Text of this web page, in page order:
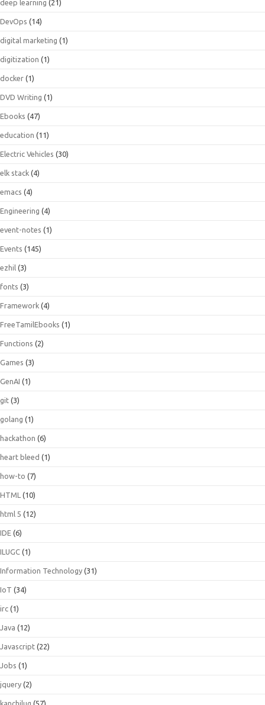
deep learning (21)
DevOps (14)
digital marketing (1)
digitization (1)
docker (1)
DVD Writing (1)
Ebooks (47)
education (11)
Electric Vehicles (30)
elk stack (4)
emacs (4)
Engineering (4)
event-notes (1)
Events (145)
ezhil (3)
fonts (3)
Framework (4)
FreeTamilEbooks (1)
Functions (2)
Games (3)
GenAI (1)
git (3)
golang (1)
hackathon (6)
heart bleed (1)
how-to (7)
HTML (10)
html 5 (12)
IDE (6)
ILUGC (1)
Information Technology (31)
IoT (34)
irc (1)
Java (12)
Javascript (22)
Jobs (1)
jquery (2)
kanchilug (57)